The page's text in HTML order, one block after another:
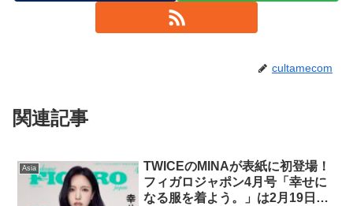
cultamecom
関連記事
Asia
TWICEのMINAが表紙に初登場！
フィガロジャポン4月号「幸せに
なる服を着よう。」は2月19日